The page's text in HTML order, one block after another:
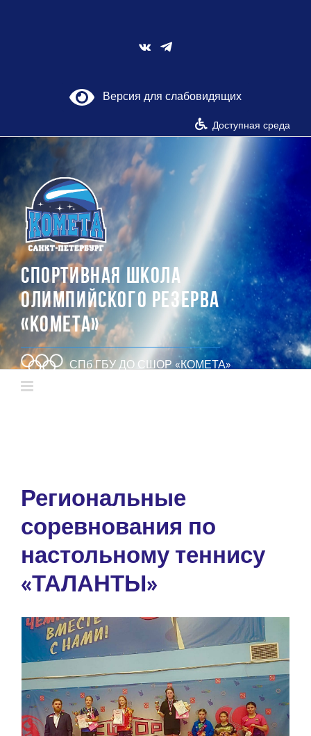
Vk
Версия для слабовидящих
Доступная среда
СПОРТИВНАЯ ШКОЛА
ОЛИМПИЙСКОГО РЕЗЕРВА
«КОМЕТА»
СПб ГБУ ДО СШОР «КОМЕТА»
Региональные
соревнования по
настольному теннису
«ТАЛАНТЫ»